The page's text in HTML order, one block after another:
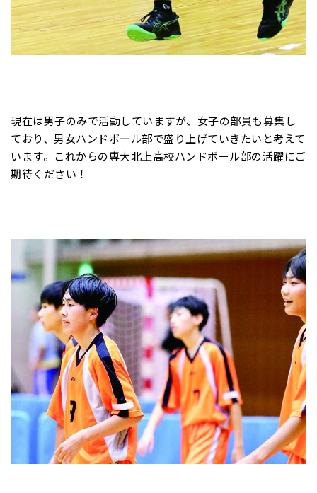
現在は男子のみで活動していますが、女子の部員も募集し
ており、男女ハンドボール部で盛り上げていきたいと考えて
います。これからの専大北上高校ハンドボール部の活躍にご
期待ください！